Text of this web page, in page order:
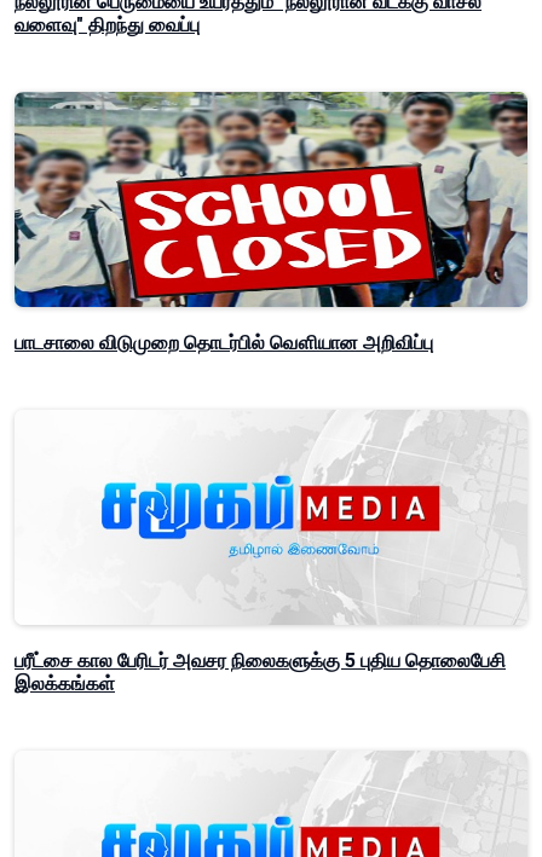
வளைவு" திறந்து வைப்பு
பாடசாலை விடுமுறை தொடர்பில் வௌியான அறிவிப்பு
பரீட்சை கால பேரிடர் அவசர நிலைகளுக்கு 5 புதிய தொலைபேசி
இலக்கங்கள்